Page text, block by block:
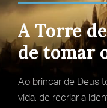
A Torre
de tomar
Ao brincar de Deus
vida, de recriar a